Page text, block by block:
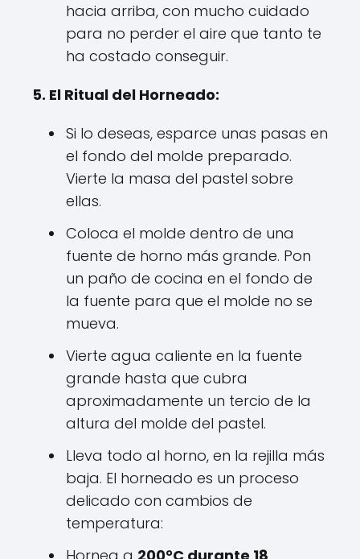
hacia arriba, con mucho cuidado
para no perder el aire que tanto te
ha costado conseguir.
5. El Ritual del Horneado:
Si lo deseas, esparce unas pasas en
el fondo del molde preparado.
Vierte la masa del pastel sobre
ellas.
Coloca el molde dentro de una
fuente de horno más grande. Pon
un paño de cocina en el fondo de
la fuente para que el molde no se
mueva.
Vierte agua caliente en la fuente
grande hasta que cubra
aproximadamente un tercio de la
altura del molde del pastel.
Lleva todo al horno, en la rejilla más
baja. El horneado es un proceso
delicado con cambios de
temperatura: